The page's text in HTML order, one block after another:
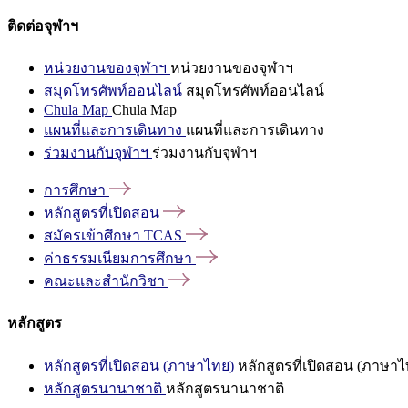
ติดต่อจุฬาฯ
หน่วยงานของจุฬาฯ หน่วยงานของจุฬาฯ
สมุดโทรศัพท์ออนไลน์ สมุดโทรศัพท์ออนไลน์
Chula Map Chula Map
แผนที่และการเดินทาง แผนที่และการเดินทาง
ร่วมงานกับจุฬาฯ ร่วมงานกับจุฬาฯ
การศึกษา
หลักสูตรที่เปิดสอน
สมัครเข้าศึกษา TCAS
ค่าธรรมเนียมการศึกษา
คณะและสำนักวิชา
หลักสูตร
หลักสูตรที่เปิดสอน (ภาษาไทย) หลักสูตรที่เปิดสอน (ภาษาไ
หลักสูตรนานาชาติ หลักสูตรนานาชาติ